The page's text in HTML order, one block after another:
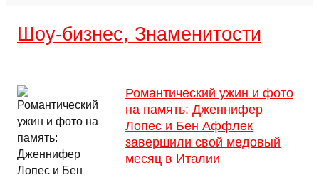
Шоу-бизнес, Знаменитости
Романтический ужин и фото
на память: Дженнифер
Лопес и Бен Аффлек
завершили свой медовый
месяц в Италии